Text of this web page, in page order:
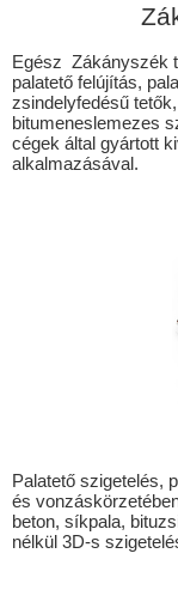
Csanytelek
Csengele
Csólyospálos
Ferencszállás
Főnyed
Egész Zákányszék
palatető felújítás,
zsindelyfedésű
bitumeneslemezes
cégek által gyártott
alkalmazásával.
Palatető szigetelés,
és
beton, síkpala,
nélkül 3D-s